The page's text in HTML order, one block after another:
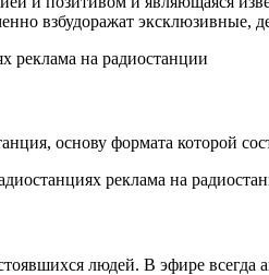
взбудоражат
основу формата которой
людей. В эфире